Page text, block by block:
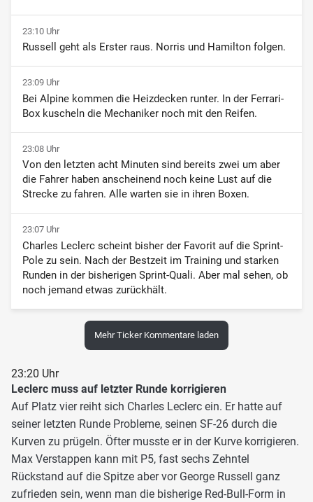
23:10 Uhr
Russell geht als Erster raus. Norris und Hamilton folgen.
23:09 Uhr
Bei Alpine kommen die Heizdecken runter. In der Ferrari-
Box kuscheln die Mechaniker noch mit den Reifen.
23:08 Uhr
Von den letzten acht Minuten sind bereits zwei um aber
die Fahrer haben anscheinend noch keine Lust auf die
Strecke zu fahren. Alle warten sie in ihren Boxen.
23:07 Uhr
Charles Leclerc scheint bisher der Favorit auf die Sprint-
Pole zu sein. Nach der Bestzeit im Training und starken
Runden in der bisherigen Sprint-Quali. Aber mal sehen, ob
noch jemand etwas zurückhält.
Mehr Ticker Kommentare laden
23:20 Uhr
Leclerc muss auf letzter Runde korrigieren
Auf Platz vier reiht sich Charles Leclerc ein. Er hatte auf
seiner letzten Runde Probleme, seinen SF-26 durch die
Kurven zu prügeln. Öfter musste er in der Kurve korrigieren.
Max Verstappen kann mit P5, fast sechs Zehntel
Rückstand auf die Spitze aber vor George Russell ganz
zufrieden sein, wenn man die bisherige Red-Bull-Form in